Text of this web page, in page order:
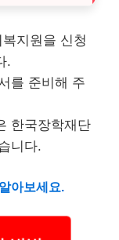
지원을 신청
.
를 준비해 주
한국장학재단
니다.
아보세요.